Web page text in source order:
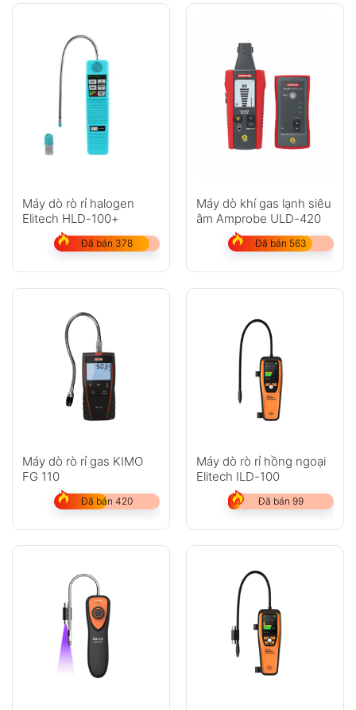
Máy dò rò rỉ halogen
Elitech HLD-100+
Đã bán 378
Máy dò khí gas lạnh siêu
âm Amprobe ULD-420
Đã bán 563
Máy dò rò rỉ gas KIMO
FG 110
Đã bán 420
Máy dò rò rỉ hồng ngoại
Elitech ILD-100
Đã bán 99